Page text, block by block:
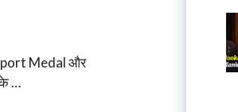
Medal और
…